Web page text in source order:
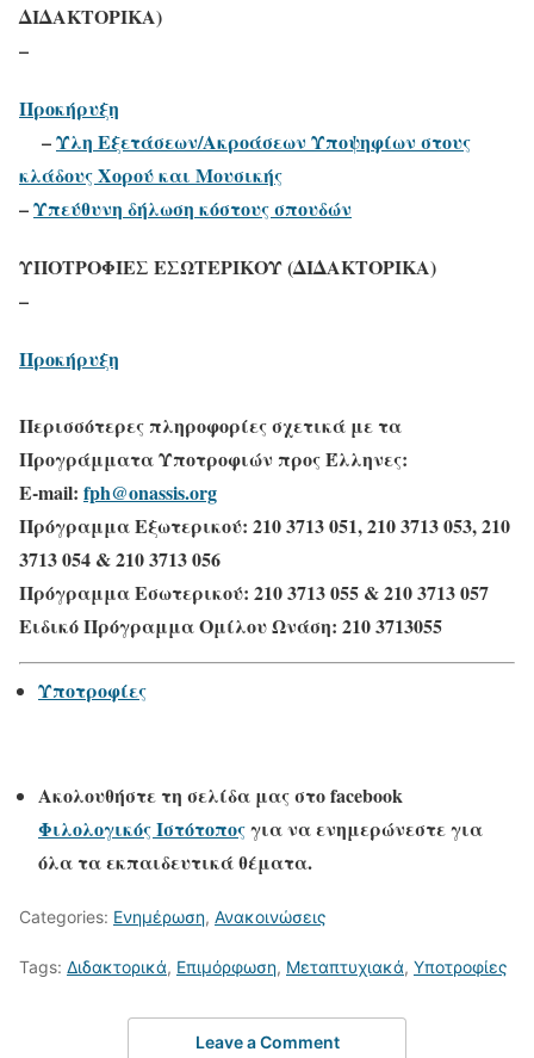
ΔΙΔΑΚΤΟΡΙΚΑ)
–
Προκήρυξη
–Ύλη Εξετάσεων/Ακροάσεων Υποψηφίων στους
κλάδους Χορού και Μουσικής
–Υπεύθυνη δήλωση κόστους σπουδών
ΥΠΟΤΡΟΦΙΕΣ ΕΣΩΤΕΡΙΚΟΥ (ΔΙΔΑΚΤΟΡΙΚΑ)
–
Προκήρυξη
Περισσότερες πληροφορίες σχετικά με τα
Προγράμματα Υποτροφιών προς Έλληνες:
E-mail: fph@onassis.org
Πρόγραμμα Εξωτερικού: 210 3713 051, 210 3713 053, 210
3713 054 & 210 3713 056
Πρόγραμμα Εσωτερικού: 210 3713 055 & 210 3713 057
Ειδικό Πρόγραμμα Ομίλου Ωνάση: 210 3713055
Υποτροφίες
Ακολουθήστε τη σελίδα μας στοfacebook
Φιλολογικός Ιστότοποςγια να ενημερώνεστε για
όλα τα εκπαιδευτικά θέματα.
Categories: Ενημέρωση, Ανακοινώσεις
Tags: Διδακτορικά, Επιμόρφωση, Μεταπτυχιακά, Υποτροφίες
Leave a Comment